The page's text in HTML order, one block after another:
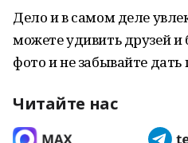
Дело и в самом деле
можете удивить друзей
фото и не забывайте дать
Читайте нас